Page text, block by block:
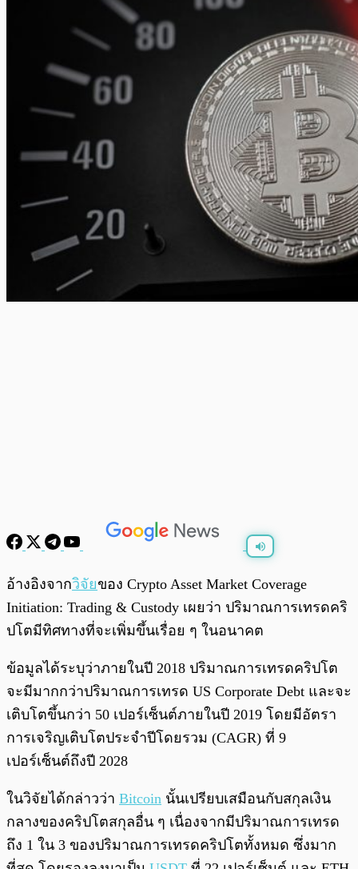
พร้อมเล่น
อ้างอิงจากวิจัยของ Crypto Asset Market Coverage
Initiation: Trading & Custody เผยว่า ปริมาณการเทรดคริ
ปโตมีทิศทางที่จะเพิ่มขึ้นเรื่อย ๆ ในอนาคต
ข้อมูลได้ระบุว่าภายในปี 2018 ปริมาณการเทรดคริปโต
จะมีมากกว่าปริมาณการเทรด US Corporate Debt และจะ
เติบโตขึ้นกว่า 50 เปอร์เซ็นต์ภายในปี 2019 โดยมีอัตรา
การเจริญเติบโตประจำปีโดยรวม (CAGR) ที่ 9
เปอร์เซ็นต์ถึงปี 2028
ในวิจัยได้กล่าวว่า Bitcoin นั้นเปรียบเสมือนกับสกุลเงิน
กลางของคริปโตสกุลอื่น ๆ เนื่องจากมีปริมาณการเทรด
ถึง 1 ใน 3 ของปริมาณการเทรดคริปโตทั้งหมด ซึ่งมาก